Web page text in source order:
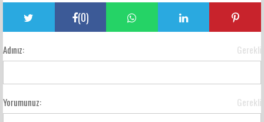
(0)
Adınız: Gerekli
Yorumunuz: Gerekli